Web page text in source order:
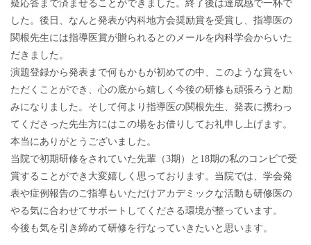
疑応答まで済ませることができました。終了後は達成感で一杯で
した。後日、なんと発表が内科地方会奨励賞を受賞し、指導医の
関根先生には指導医賞が贈られるとのメールを内科学会からいた
だきました。
演題登録から発表まで何もかもが初めての中、このような賞をい
ただくことができ、心の底から嬉しく今後の研修も頑張ろうと励
みになりました。そして何より指導医の関根先生、発表に携わっ
てくださった先生方にはこの場をお借りしてお礼申し上げます。
本当にありがとうございました。
当院で初期研修をされていた先輩（3期）と18期の私のコンビで受
賞することができ大変嬉しく思っております。当院では、学会発
表や症例報告のご指導もいただけアカデミックな活動も研修医の
やる気に合わせてサポートしてくださる環境が整っています。
今後も気を引き締めて研修を行なっていきたいと思います。